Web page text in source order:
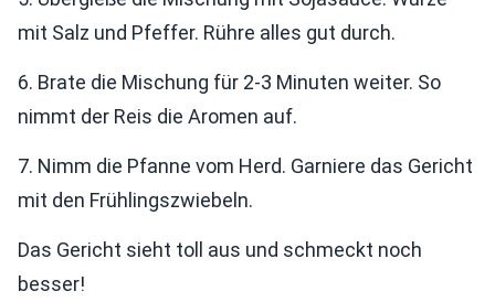
mit Salz und Pfeffer. Rühre alles gut durch.
6. Brate die Mischung für 2-3 Minuten weiter. So
nimmt der Reis die Aromen auf.
7. Nimm die Pfanne vom Herd. Garniere das Gericht
mit den Frühlingszwiebeln.
Das Gericht sieht toll aus und schmeckt noch
besser!